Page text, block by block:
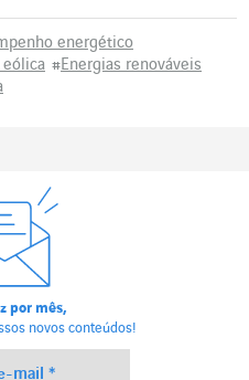
energético
eólica #Energias renováveis
por mês,
novos conteúdos!